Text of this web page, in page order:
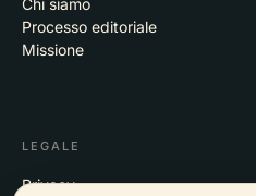
Processo editoriale
Missione
LEGALE
Privacy